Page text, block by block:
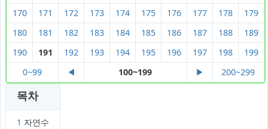
170
171 172 173 174 175 176 177 178
179
180
181 182 183 184 185 186 187 188
189
190
191 192 193 194 195 196 197 198
199
0~99
◀ 100~199 ▶ 200~299
목차
1 자연수